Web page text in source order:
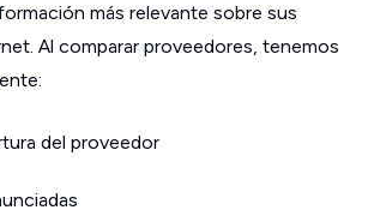
más relevante sobre sus
Al comparar proveedores, tenemos
del proveedor